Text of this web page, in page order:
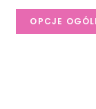
OPCJE